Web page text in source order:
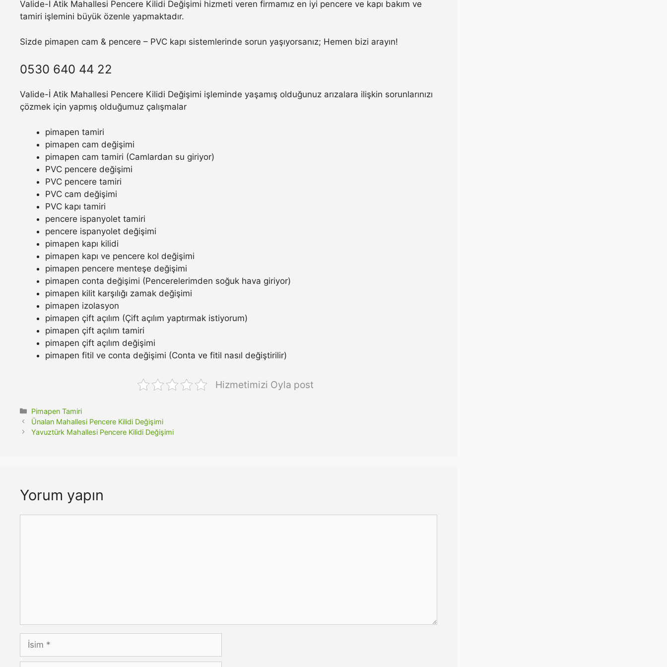
Valide-İ Atik Mahallesi Pencere Kilidi Değişimi hizmeti veren firmamız en iyi pencere ve kapı bakım ve
tamiri işlemini büyük özenle yapmaktadır.
Sizde pimapen cam & pencere – PVC kapı sistemlerinde sorun yaşıyorsanız; Hemen bizi arayın!
0530 640 44 22
Valide-İ Atik Mahallesi Pencere Kilidi Değişimi işleminde yaşamış olduğunuz arızalara ilişkin sorunlarınızı
çözmek için yapmış olduğumuz çalışmalar
pimapen tamiri
pimapen cam değişimi
pimapen cam tamiri (Camlardan su giriyor)
PVC pencere değişimi
PVC pencere tamiri
PVC cam değişimi
PVC kapı tamiri
pencere ispanyolet tamiri
pencere ispanyolet değişimi
pimapen kapı kilidi
pimapen kapı ve pencere kol değişimi
pimapen pencere menteşe değişimi
pimapen conta değişimi (Pencerelerimden soğuk hava giriyor)
pimapen kilit karşılığı zamak değişimi
pimapen izolasyon
pimapen çift açılım (Çift açılım yaptırmak istiyorum)
pimapen çift açılım tamiri
pimapen çift açılım değişimi
pimapen fitil ve conta değişimi (Conta ve fitil nasıl değiştirilir)
Hizmetimizi Oyla post
Kategoriler
Pimapen Tamiri
Ünalan Mahallesi Pencere Kilidi Değişimi
Yavuztürk Mahallesi Pencere Kilidi Değişimi
Yorum yapın
İsim